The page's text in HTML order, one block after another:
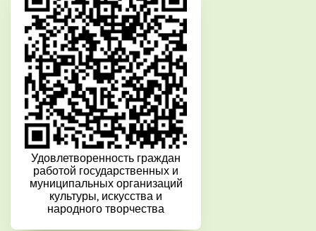
Удовлетворенность граждан
работой государственных и
муниципальных организаций
культуры, искусства и
народного творчества